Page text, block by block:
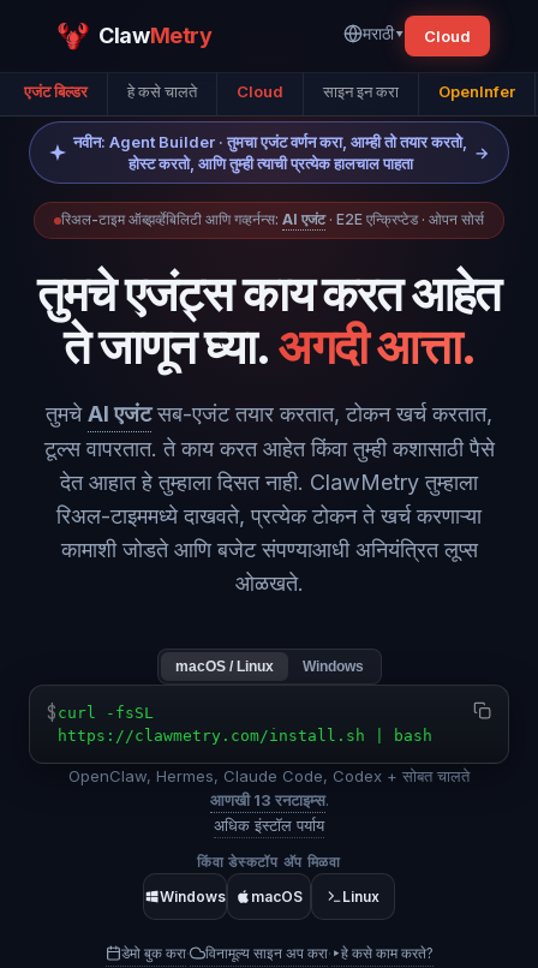
ClawMetry मराठी▾ Cloud
एजंट बिल्डर हे कसे चालते Cloud साइन इन करा OpenInfer
नवीन: Agent Builder · तुमचा एजंट वर्णन करा, आम्ही तो तयार करतो,
होस्ट करतो, आणि तुम्ही त्याची प्रत्येक हालचाल पाहता
→
रिअल-टाइम ऑब्झर्व्हेबिलिटी आणि गव्हर्नन्स: AI एजंट · E2E एन्क्रिप्टेड · ओपन सोर्स
तुमचे एजंट्स काय करत आहेत
ते जाणून घ्या.अगदी आत्ता.
तुमचे AI एजंट सब-एजंट तयार करतात, टोकन खर्च करतात,
टूल्स वापरतात. ते काय करत आहेत किंवा तुम्ही कशासाठी पैसे
देत आहात हे तुम्हाला दिसत नाही. ClawMetry तुम्हाला
रिअल-टाइममध्ये दाखवते, प्रत्येक टोकन ते खर्च करणाऱ्या
कामाशी जोडते आणि बजेट संपण्याआधी अनियंत्रित लूप्स
ओळखते.
macOS / Linux Windows
$ curl -fsSL
https://clawmetry.com/install.sh | bash
OpenClaw, Hermes, Claude Code, Codex + सोबत चालते
आणखी 13 रनटाइम्स.
अधिक इंस्टॉल पर्याय
किंवा डेस्कटॉप अ‍ॅप मिळवा
Windows
macOS Linux
डेमो बुक करा· विनामूल्य साइन अप करा· ▸हे कसे काम करते?